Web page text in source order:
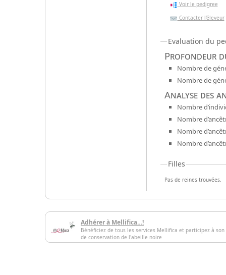
Voir le pedigree
Contacter l'éleveur
Evaluation du
Profondeur
Nombre de
Nombre de
Analyse des
Nombre
Nombre
Nombre
Nombre
Filles
Pas de reines trouvées.
Adhérer à Mellifica…!
Bénéficiez de tous les services Mellifica et participez à
de conservation de l'abeille noire